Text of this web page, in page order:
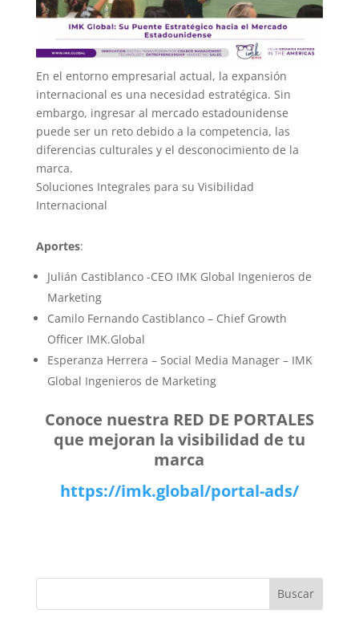
En el entorno empresarial actual, la expansión
internacional es una necesidad estratégica. Sin
embargo, ingresar al mercado estadounidense
puede ser un reto debido a la competencia, las
diferencias culturales y el desconocimiento de la
marca.
Soluciones Integrales para su Visibilidad
Internacional
Aportes:
Julián Castiblanco -CEO IMK Global Ingenieros de
Marketing
Camilo Fernando Castiblanco – Chief Growth
Officer IMK.Global
Esperanza Herrera – Social Media Manager – IMK
Global Ingenieros de Marketing
Conoce nuestra RED DE PORTALES
que mejoran la visibilidad de tu
marca
https://imk.global/portal-ads/
Buscar